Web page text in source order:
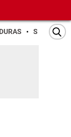
SAN PEDRO